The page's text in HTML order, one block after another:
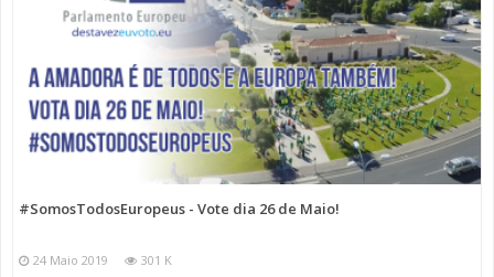
#SomosTodosEuropeus - Vote dia 26 de Maio!
24 Maio 2019 301 K